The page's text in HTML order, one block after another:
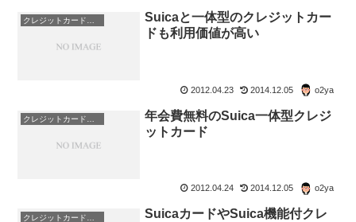
クレジットカード・電子マネー・pay・ポイント
Suicaと一体型のクレジットカー
ドも利用価値が高い
2012.04.23 2014.12.05 o2ya
年会費無料のSuica一体型クレジ
ットカード
2012.04.24 2014.12.05 o2ya
SuicaカードやSuica機能付クレ